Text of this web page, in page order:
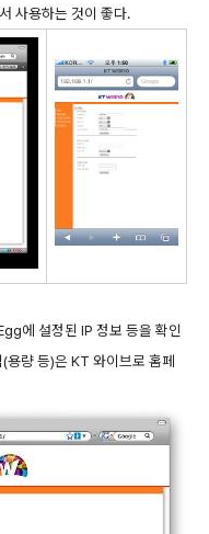
사용하는 것이 좋다.
에 설정된 IP 정보 등을 확인
용량 등)은 KT 와이브로 홈페